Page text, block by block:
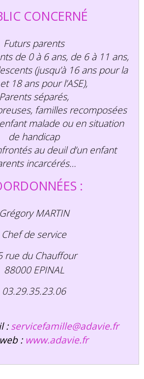
CONCERNÉ
Futurs parents
de 0 à 6 ans, de 6 à 11 ans,
(jusqu’à 16 ans pour la
18 ans pour l’ASE),
Parents séparés,
familles recomposées
malade ou en situation
de handicap
au deuil d’un enfant
incarcérés…
:
Grégory MARTIN
Chef de service
rue du Chauffour
88000 EPINAL
03.29.35.23.06
:servicefamille@adavie.fr
: www.adavie.fr